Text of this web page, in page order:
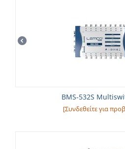
BMS-532S
[Συνδεθείτε για